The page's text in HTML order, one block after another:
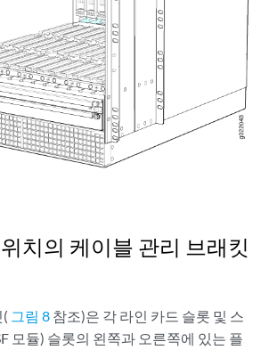
치의 케이블 관리 브래킷
그림 8 참조)은 각 라인 카드 슬롯 및 스
모듈) 슬롯의 왼쪽과 오른쪽에 있는 플